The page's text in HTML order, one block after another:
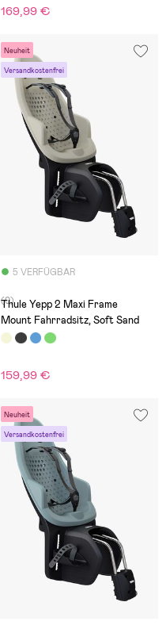
169,99 €
Neuheit
Versandkostenfrei
5 VERFÜGBAR
(0)
Thule Yepp 2 Maxi Frame
Mount Fahrradsitz, Soft Sand
159,99 €
Neuheit
Versandkostenfrei